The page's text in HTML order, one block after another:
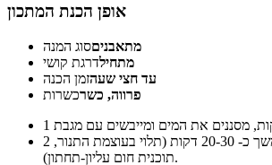
אופן הכנת המתכון
מתאבניםסוג המנה
מתחילדרגת קושי
עד חצי שעהזמן הכנה
פרווה, כשרכשרות
1
2
תוכנית חום עליון-תחתון).